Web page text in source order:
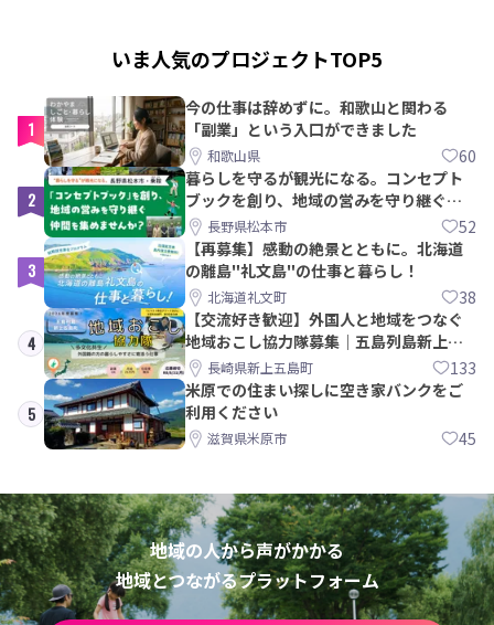
いま人気のプロジェクトTOP5
1
今の仕事は辞めずに。和歌山と関わる
「副業」という入口ができました
和歌山県 60
2
暮らしを守るが観光になる。コンセプト
ブックを創り、地域の営みを守り継ぐ仲
間を集めませんか？
長野県松本市 52
3
【再募集】感動の絶景とともに。北海道
の離島"礼文島"の仕事と暮らし！
北海道礼文町 38
4
【交流好き歓迎】外国人と地域をつなぐ
地域おこし協力隊募集｜五島列島新上五
島町長崎県新上五島町 133
5
米原での住まい探しに空き家バンクをご
利用ください
滋賀県米原市 45
地域の人から声がかかる
地域とつながるプラットフォーム